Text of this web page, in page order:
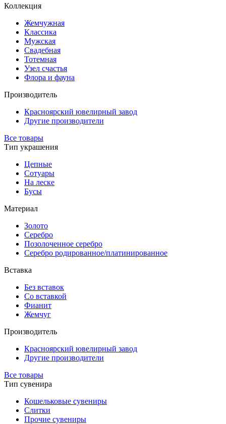
Коллекция
Жемчужная
Классика
Мужская
Свадебная
Тотемная
Узел счастья
Флора и фауна
Производитель
Красноярский ювелирный завод
Другие производители
Все товары
Тип украшения
Цепные
Сотуары
На леске
Бусы
Материал
Золото
Серебро
Позолоченное серебро
Серебро родированное/платинированное
Вставка
Без вставок
Со вставкой
Фианит
Жемчуг
Производитель
Красноярский ювелирный завод
Другие производители
Все товары
Тип сувенира
Кошельковые сувениры
Слитки
Прочие сувениры